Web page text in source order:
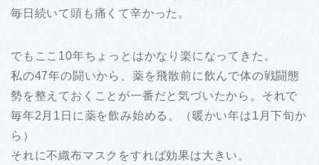
毎日続いて頭も痛くて辛かった。
でもここ10年ちょっとはかなり楽になってきた。
私の47年の闘いから、薬を飛散前に飲んで体の戦闘態
勢を整えておくことが一番だと気づいたから。それで
毎年2月1日に薬を飲み始める。（暖かい年は1月下旬か
ら）
それに不織布マスクをすれば効果は大きい。